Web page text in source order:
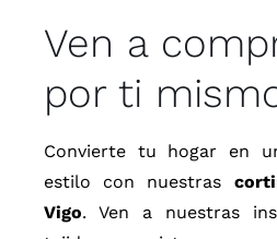
Ven a
por ti
Convierte tu hogar en
estilo con nuestras
Vigo. Ven a nuestras